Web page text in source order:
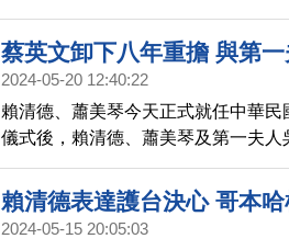
後，蘇治芬也在臉書po文感謝支持
也在競選總部受訪。
蔡英文卸下八年重擔 與第
2024-05-20 12:40:22
賴清德、蕭美琴今天正式就任中華
儀式後，賴清德、蕭美琴及第一夫
蔡英文離開總統府，蔡英文在離場
辛苦喔」。
賴清德表達護台決心 哥本
2024-05-15 20:05:03